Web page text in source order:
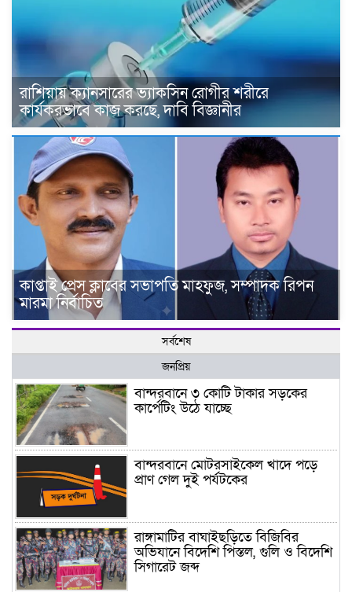
রাশিয়ায় ক্যানসারের ভ্যাকসিন রোগীর শরীরে
কার্যকরভাবে কাজ করছে, দাবি বিজ্ঞানীর
কাপ্তাই প্রেস ক্লাবের সভাপতি মাহফুজ, সম্পাদক রিপন
মারমা নির্বাচিত
সর্বশেষ
জনপ্রিয়
বান্দরবানে ৩ কোটি টাকার সড়কের
কার্পেটিং উঠে যাচ্ছে
বান্দরবানে মোটরসাইকেল খাদে পড়ে
প্রাণ গেল দুই পর্যটকের
রাঙ্গামাটির বাঘাইছড়িতে বিজিবির
অভিযানে বিদেশি পিস্তল, গুলি ও বিদেশি
সিগারেট জব্দ